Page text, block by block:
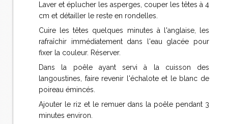
Laver et éplucher les asperges, couper les têtes à 4
cm et détailler le reste en rondelles.
Cuire les têtes quelques minutes à l'anglaise, les
rafraîchir immédiatement dans l'eau glacée pour
fixer la couleur. Réserver.
Dans la poêle ayant servi à la cuisson des
langoustines, faire revenir l'échalote et le blanc de
poireau émincés.
Ajouter le riz et le remuer dans la poêle pendant 3
minutes environ.